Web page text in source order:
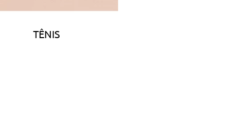
TÊNIS